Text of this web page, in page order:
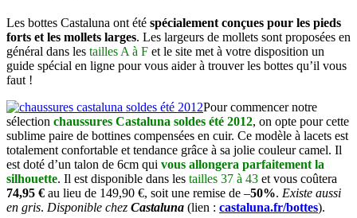
Les bottes Castaluna ont été spécialement conçues pour les pieds
forts et les mollets larges. Les largeurs de mollets sont proposées en
général dans les tailles A à F et le site met à votre disposition un
guide spécial en ligne pour vous aider à trouver les bottes qu’il vous
faut !
Pour commencer notre
sélection chaussures Castaluna soldes été 2012, on opte pour cette
sublime paire de bottines compensées en cuir. Ce modèle à lacets est
totalement confortable et tendance grâce à sa jolie couleur camel. Il
est doté d’un talon de 6cm qui vous allongera parfaitement la
silhouette. Il est disponible dans les tailles 37 à 43 et vous coûtera
74,95 € au lieu de 149,90 €, soit une remise de –50%. Existe aussi
en gris. Disponible chez Castaluna (lien : castaluna.fr/bottes).